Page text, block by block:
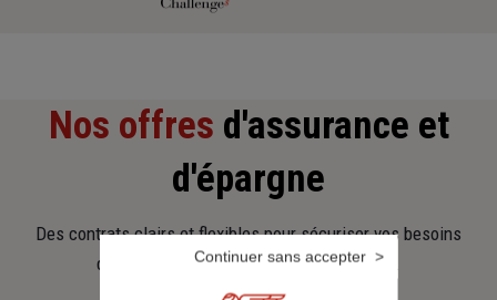
Nos offres d'assurance et
d'épargne
Des contrats clairs et flexibles pour sécuriser vos besoins
d’aujourd’hui et anticiper ceux de demain.
Continuer sans accepter